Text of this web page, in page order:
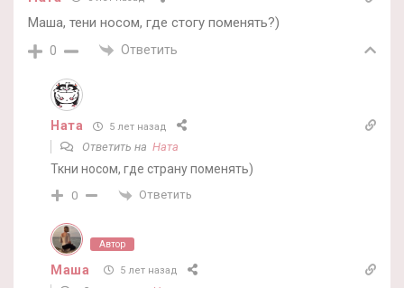
Маша, тени носом, где стогу поменять?)
0 Ответить
Ната 5 лет назад
Ответить на Ната
Ткни носом, где страну поменять)
0 Ответить
Автор
Маша 5 лет назад